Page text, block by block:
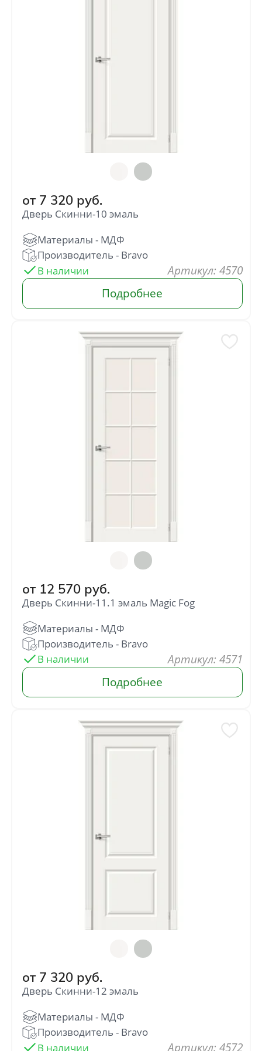
от 7 320 руб.
Дверь Скинни-10 эмаль
В наличии
Артикул: 4570
Подробнее
от 12 570 руб.
Дверь Скинни-11.1 эмаль Magic Fog
В наличии : 4571
от 7 320 руб.
Дверь Скинни-12 эмаль
В наличии : 4572